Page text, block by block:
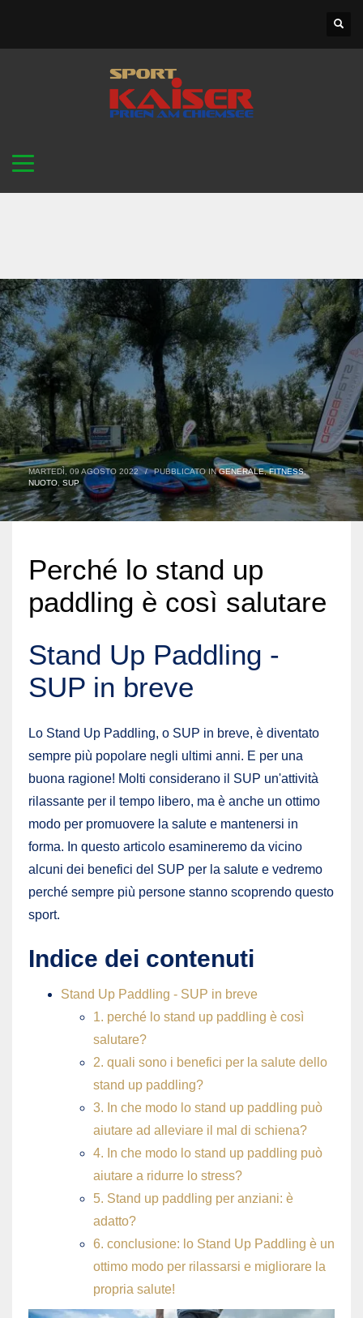
MARTEDÌ, 09 AGOSTO 2022 / PUBBLICATO INGENERALE,FITNESS,
NUOTO SUP
Perché lo stand up
paddling è così salutare
Stand Up Paddling -
SUP in breve
Lo Stand Up Paddling, o SUP in breve, è diventato
sempre più popolare negli ultimi anni. E per una
buona ragione! Molti considerano il SUP un'attività
rilassante per il tempo libero, ma è anche un ottimo
modo per promuovere la salute e mantenersi in
forma. In questo articolo esamineremo da vicino
alcuni dei benefici del SUP per la salute e vedremo
perché sempre più persone stanno scoprendo questo
sport.
Indice dei contenuti
Stand Up Paddling - SUP in breve
1. perché lo stand up paddling è così
salutare?
2. quali sono i benefici per la salute dello
stand up paddling?
3. In che modo lo stand up paddling può
aiutare ad alleviare il mal di schiena?
4. In che modo lo stand up paddling può
aiutare a ridurre lo stress?
5. Stand up paddling per anziani: è
adatto?
6. conclusione: lo Stand Up Paddling è un
ottimo modo per rilassarsi e migliorare la
propria salute!